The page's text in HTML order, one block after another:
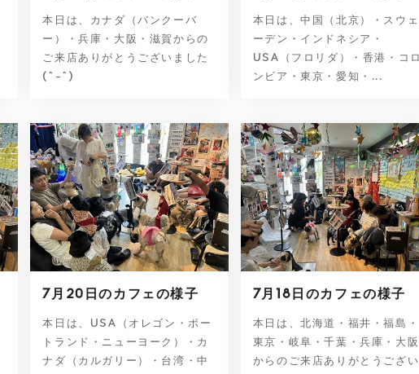
本日は、カナダ（バンクーバ
ー）・兵庫・大阪・滋賀からの
ご来店ありがとうございました
(^-^)
本日は、中国（北京）・スウェ
ーデン・インドネシア・
USA（フロリダ）・香港・コロ
ンビア・東京・愛知・...
7月20日のカフェの様子
本日は、USA（オレゴン・ポー
トランド・ニューヨーク）・カ
ナダ（カルガリー）・台湾・中
7月18日のカフェの様子
本日は、北海道・福井・福島・
東京・岐阜・千葉・兵庫・大阪
からのご来店ありがとうござい